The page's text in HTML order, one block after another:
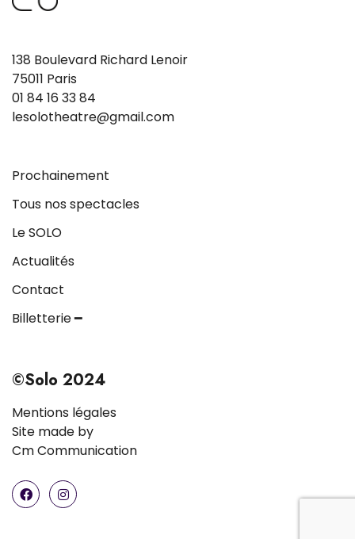
138 Boulevard Richard Lenoir
75011 Paris
01 84 16 33 84
lesolotheatre@gmail.com
Prochainement
Tous nos spectacles
Le SOLO
Actualités
Contact
Billetterie ━
©Solo 2024
Mentions légales
Site made by
Cm Communication